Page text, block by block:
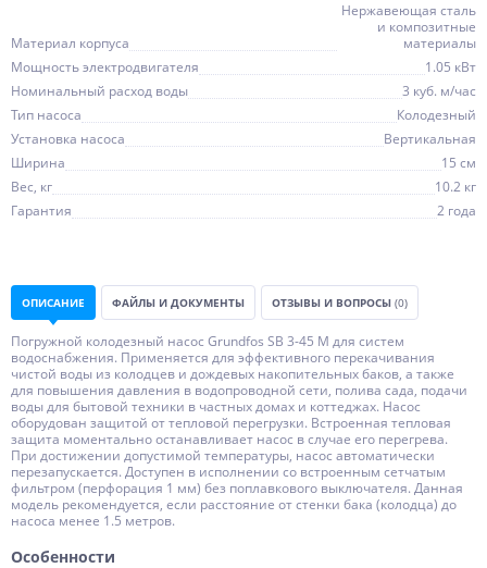
Материал корпуса
Нержавеющая сталь
и композитные
материалы
Мощность электродвигателя
1.05 кВт
Номинальный расход воды
3 куб. м/час
Тип насоса
Колодезный
Установка насоса
Вертикальная
Ширина
15 см
Вес, кг
10.2 кг
Гарантия
2 года
ОПИСАНИЕ ФАЙЛЫ И ДОКУМЕНТЫ ОТЗЫВЫ И ВОПРОСЫ (0)
Погружной колодезный насос Grundfos SB 3-45 M для систем
водоснабжения. Применяется для эффективного перекачивания
чистой воды из колодцев и дождевых накопительных баков, а также
для повышения давления в водопроводной сети, полива сада, подачи
воды для бытовой техники в частных домах и коттеджах. Насос
оборудован защитой от тепловой перегрузки. Встроенная тепловая
защита моментально останавливает насос в случае его перегрева.
При достижении допустимой температуры, насос автоматически
перезапускается. Доступен в исполнении со встроенным сетчатым
фильтром (перфорация 1 мм) без поплавкового выключателя. Данная
модель рекомендуется, если расстояние от стенки бака (колодца) до
насоса менее 1.5 метров.
Особенности